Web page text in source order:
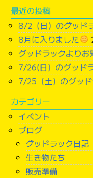
最近の投稿
8/2（日）のグッド
8月に入りました
グッドラックよりお
7/26(日）のグッド
7/25（土）のグッ
カテゴリー
イベント
ブログ
グッドラック日記
生き物たち
販売準備